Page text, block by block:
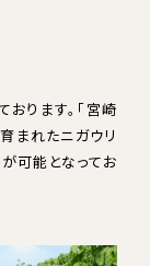
ります。「宮崎
まれたニガウリ
可能となってお